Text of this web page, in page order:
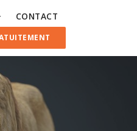
et du client
CONTACT